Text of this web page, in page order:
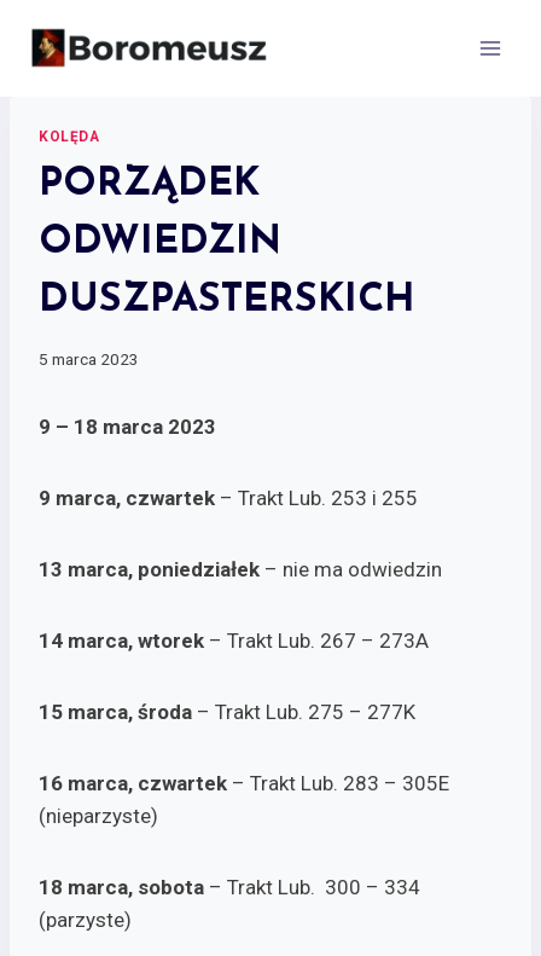
KOLĘDA
PORZĄDEK
ODWIEDZIN
DUSZPASTERSKICH
5 marca 2023
9 – 18 marca 2023
9 marca, czwartek – Trakt Lub. 253 i 255
13 marca, poniedziałek – nie ma odwiedzin
14 marca, wtorek – Trakt Lub. 267 – 273A
15 marca, środa – Trakt Lub. 275 – 277K
16 marca, czwartek – Trakt Lub. 283 – 305E
(nieparzyste)
18 marca, sobota – Trakt Lub. 300 – 334
(parzyste)